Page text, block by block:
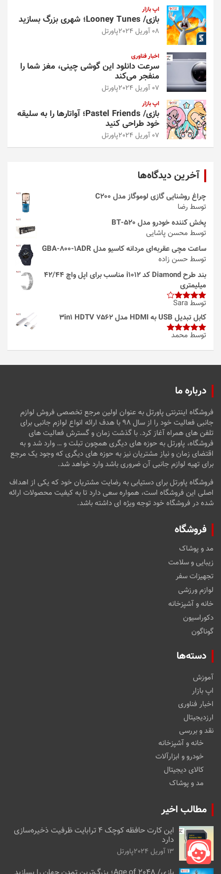
اپ بازار
بازی/ Looney Tunes؛ شهری بزرگ بسازید
08 آوریل 2024 پاورتل
اخبار فناوری
سرعت دانلود این گوشی چینی، مغز شما را
منفجر می‌کند
07 آوریل 2024 پاورتل
اپ بازار
بازی/ Pastel Friends؛ آواتارها را به سلیقه
خود طراحی کنید
07 آوریل 2024 پاورتل
آخرین دیدگاه‌ها
چراغ روشنایی گازی لوموگاز مدل C200
توسط رضا
پخش کننده خودرو مدل 520-BT
توسط محسن پاشایی
ساعت مچی عقربه‌ای مردانه کاسیو مدل GBA-800-1ADR
توسط حسن زاده
بند طرح Diamond کد i1012 مناسب برای اپل واچ 42/44
میلیمتری
امتیاز4
از 5
توسط Sara
کابل تبدیل USB به HDMI مدل 3in1 HDTV 7562
امتیاز5از
توسط محمد
درباره ما
فروشگاه اینترنتی پاورتل به عنوان اولین مرجع تخصصی فروش لوازم
جانبی فعالیت خود را از سال ۹۸ با هدف ارائه انواع لوازم جانبی برای
تلفن های همراه آغاز کرد. با گذشت زمان و گسترش فعالیت های
فروشگاه، پاورتل به حوزه های دیگری همچون تبلت و … وارد شد و به
اقتضای زمان و نیاز مشتریان نیز به حوزه های دیگری که وجود یک مرجع
برای تهیه لوازم جانبی آن ضروری باشد وارد خواهد شد.
فروشگاه پاورتل برای دستیابی به رضایت مشتریان خود که یکی از اهداف
اصلی این فروشگاه است، همواره سعی دارد تا به کیفیت محصولات ارائه
شده در فروشگاه خود توجه ویژه ای داشته باشد.
فروشگاه
مد و پوشاک
زیبایی و سلامت
تجهیزات سفر
لوازم ورزشی
خانه و آشپزخانه
دکوراسیون
گوناگون
دسته‌ها
آموزش
اپ بازار
اخبار فناوری
ارزدیجیتال
نقد و بررسی
خانه و آشپزخانه
خودرو و ابزارآلات
کالای دیجیتال
مد و پوشاک
مطالب اخیر
این کارت حافظه کوچک ۴ ترابایت ظرفیت ذخیره‌سازی
دارد
13 آوریل 2024 پاورتل